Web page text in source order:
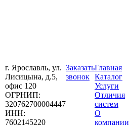
г. Ярославль, ул.
Лисицына, д.5,
офис 120
ОГРНИП:
320762700004447
ИНН:
7602145220
Заказать
звонок
Главная
Каталог
Услуги
Отличия
систем
О
компании